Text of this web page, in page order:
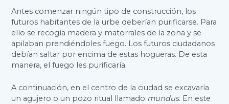
Antes comenzar ningún tipo de construcción, los
futuros habitantes de la urbe deberían purificarse. Para
ello se recogía madera y matorrales de la zona y se
apilaban prendiéndoles fuego. Los futuros ciudadanos
debían saltar por encima de estas hogueras. De esta
manera, el fuego les purificaría.
A continuación, en el centro de la ciudad se excavaría
un agujero o un pozo ritual llamado mundus. En este